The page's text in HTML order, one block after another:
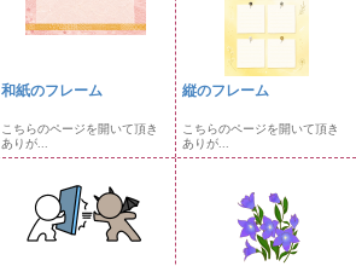
和紙のフレーム
こちらのページを開いて頂き
ありが...
縦のフレーム
こちらのページを開いて頂き
ありが...